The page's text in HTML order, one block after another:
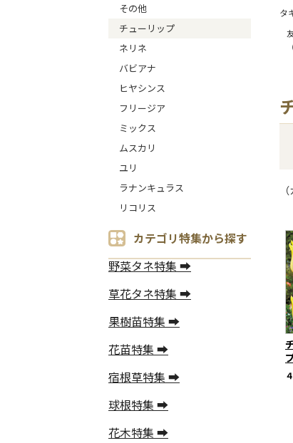
その他
チューリップ
ネリネ
バビアナ
ヒヤシンス
フリージア
ミックス
ムスカリ
ユリ
ラナンキュラス
リコリス
カテゴリ特集から探す
野菜タネ特集 ➡
草花タネ特集 ➡
果樹苗特集 ➡
花苗特集 ➡
宿根草特集 ➡
球根特集 ➡
花木特集 ➡
タ